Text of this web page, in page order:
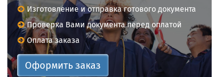
Изготовление и отправка готового документа
Проверка Вами документа перед оплатой
Оплата заказа
Оформить заказ